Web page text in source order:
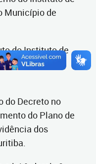
Município de
do Instituto de
de
do Decreto no
do Plano de
dos